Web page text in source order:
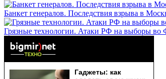
Банкет генералов. Последствия взрыва в
Грязные технологии. Атаки РФ на выборы во